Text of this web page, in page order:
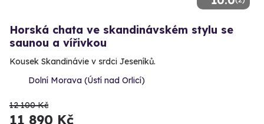
Horská chata ve skandinávském stylu se
saunou a vířivkou
Kousek Skandinávie v srdci Jeseníků.
Dolní Morava (Ústí nad Orlicí)
12 100 Kč
11 890 Kč